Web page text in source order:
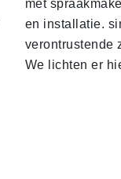
met
en installatie.
verontrustende
We lichten er